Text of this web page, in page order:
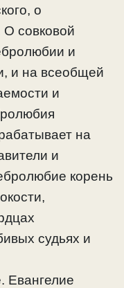
о
совковой
и
и на всеобщей
и
на
и
корень
судьях и
Евангелие